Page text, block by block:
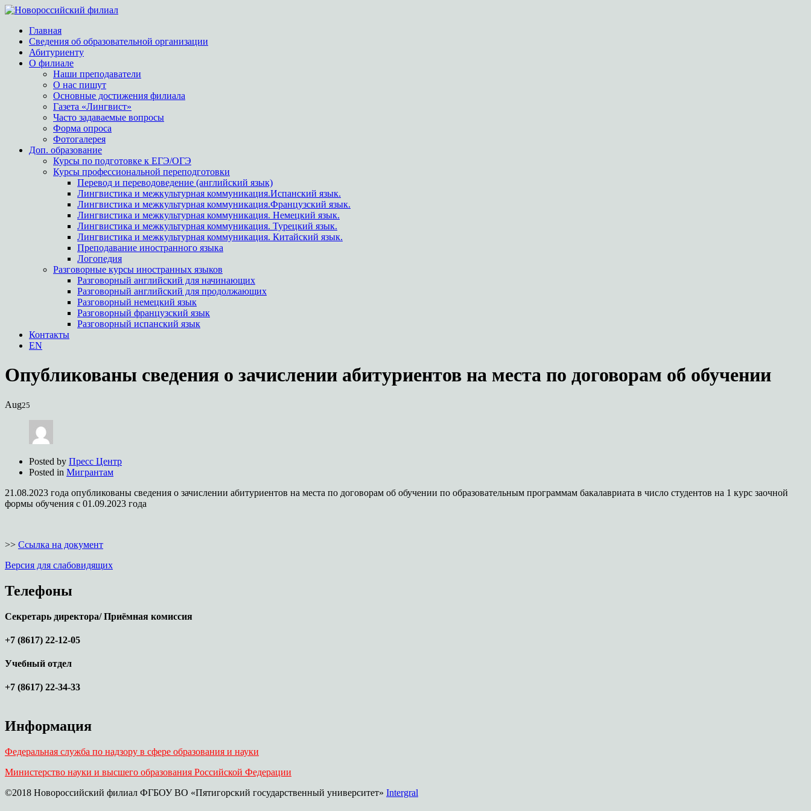
Главная
Сведения об образовательной организации
Абитуриенту
О филиале
Наши преподаватели
О нас пишут
Основные достижения филиала
Газета «Лингвист»
Часто задаваемые вопросы
Форма опроса
Фотогалерея
Доп. образование
Курсы по подготовке к ЕГЭ/ОГЭ
Курсы профессиональной переподготовки
Перевод и переводоведение (английский язык)
Лингвистика и межкультурная коммуникация.Испанский язык.
Лингвистика и межкультурная коммуникация.Французский язык.
Лингвистика и межкультурная коммуникация. Немецкий язык.
Лингвистика и межкультурная коммуникация. Турецкий язык.
Лингвистика и межкультурная коммуникация. Китайский язык.
Преподавание иностранного языка
Логопедия
Разговорные курсы иностранных языков
Разговорный английский для начинающих
Разговорный английский для продолжающих
Разговорный немецкий язык
Разговорный французский язык
Разговорный испанский язык
Контакты
EN
Опубликованы сведения о зачислении абитуриентов на места по договорам об обучении
Aug25
Posted by Пресс Центр
Posted in Мигрантам
21.08.2023 года опубликованы сведения о зачислении абитуриентов на места по договорам об обучении по образовательным программам бакалавриата в число студентов на 1 курс заочной
формы обучения с 01.09.2023 года
>> Ссылка на документ
Версия для слабовидящих
Телефоны
Секретарь директора/ Приёмная комиссия
+7 (8617) 22-12-05
Учебный отдел
+7 (8617) 22-34-33
Информация
Федеральная служба по надзору в сфере образования и науки
Министерство науки и высшего образования Российской Федерации
©2018 Новороссийский филиал ФГБОУ ВО «Пятигорский государственный университет» Intergral